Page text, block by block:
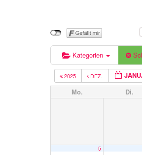
Kategorien
2025 DEZ.
Mo. Di.
5